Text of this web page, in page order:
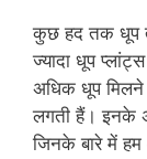
कुछ हद तक धूप
ज्यादा धूप
अधिक धूप मिलने
लगती हैं। इनके
जिनके बारे में